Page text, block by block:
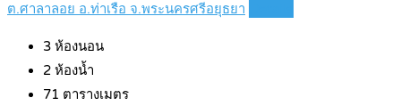
ต.ศาลาลอย อ.ท่าเรือ จ.พระนครศรีอยุธยา
3 ห้องนอน
2 ห้องน้ำ
71 ตารางเมตร